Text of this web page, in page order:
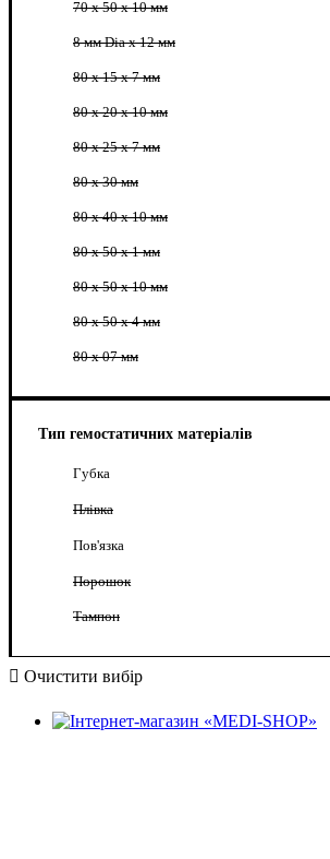
70 x 50 x 10 мм
8 мм Dia x 12 мм
80 x 15 x 7 мм
80 x 20 x 10 мм
80 x 25 x 7 мм
80 x 30 мм
80 x 40 x 10 мм
80 x 50 x 1 мм
80 x 50 x 10 мм
80 x 50 x 4 мм
80 х 07 мм
Тип гемостатичних матеріалів
Губка
Плівка
Пов'язка
Порошок
Тампон
Очистити вибір